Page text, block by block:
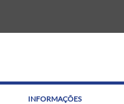
INFORMAÇÕES